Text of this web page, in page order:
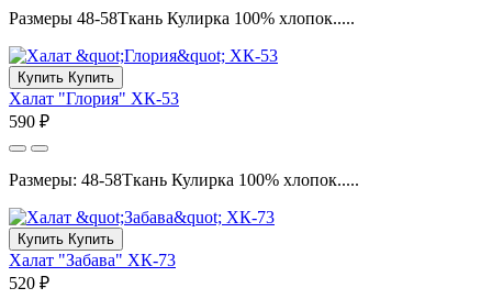
Размеры 48-58Ткань Кулирка 100% хлопок.....
Купить Купить
Халат "Глория" ХК-53
590 ₽
Размеры: 48-58Ткань Кулирка 100% хлопок.....
Купить Купить
Халат "Забава" ХК-73
520 ₽